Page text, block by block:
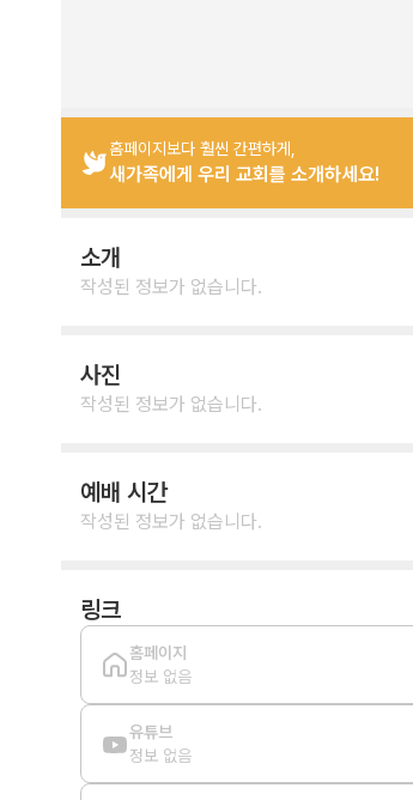
홈페이지보다 훨씬 간편하게,
새가족에게 우리 교회를 소개하세요!
소개
작성된 정보가 없습니다.
사진
작성된 정보가 없습니다.
예배 시간
작성된 정보가 없습니다.
링크
홈페이지
정보 없음
유튜브
정보 없음